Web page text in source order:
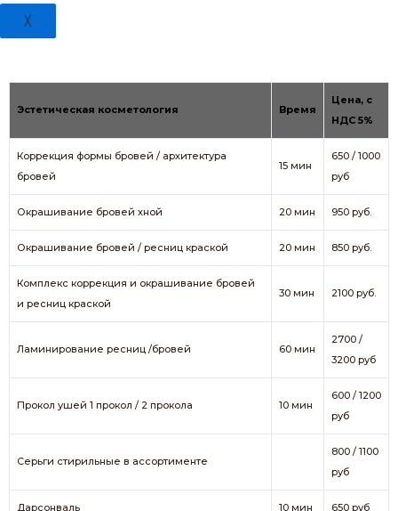
╳
Эстетическая косметология Время
Цена, с
НДС 5%
Коррекция формы бровей / архитектура
бровей
15 мин
650 / 1000
руб
Окрашивание бровей хной 20 мин 950 руб.
Окрашивание бровей / ресниц краской 20 мин 850 руб.
Комплекс коррекция и окрашивание бровей
и ресниц краской
30 мин 2100 руб.
Ламинирование ресниц /бровей 60 мин
2700 /
3200 руб
Прокол ушей 1 прокол / 2 прокола 10 мин
600 / 1200
руб
Серьги стирильные в ассортименте
800 / 1100
руб
Дарсонваль 10 мин 650 руб